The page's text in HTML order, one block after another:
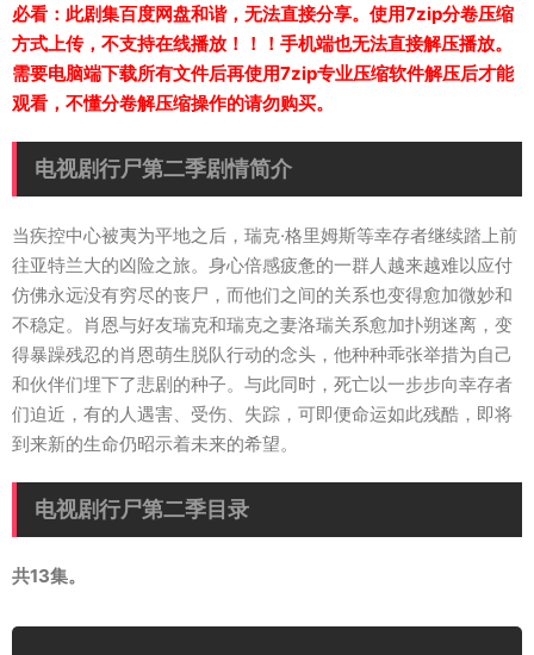
必看：此剧集百度网盘和谐，无法直接分享。使用7zip分卷压缩
方式上传，不支持在线播放！！！手机端也无法直接解压播放。
需要电脑端下载所有文件后再使用7zip专业压缩软件解压后才能
观看，不懂分卷解压缩操作的请勿购买。
电视剧行尸第二季剧情简介
当疾控中心被夷为平地之后，瑞克·格里姆斯等幸存者继续踏上前
往亚特兰大的凶险之旅。身心倍感疲惫的一群人越来越难以应付
仿佛永远没有穷尽的丧尸，而他们之间的关系也变得愈加微妙和
不稳定。肖恩与好友瑞克和瑞克之妻洛瑞关系愈加扑朔迷离，变
得暴躁残忍的肖恩萌生脱队行动的念头，他种种乖张举措为自己
和伙伴们埋下了悲剧的种子。与此同时，死亡以一步步向幸存者
们迫近，有的人遇害、受伤、失踪，可即便命运如此残酷，即将
到来新的生命仍昭示着未来的希望。
电视剧行尸第二季目录
共13集。